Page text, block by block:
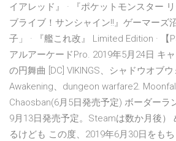
イアレッド』 · 『ポケットモンスター
ブライブ！サンシャイン!!』ゲーマーズ
子」 · 『艦これ改』 Limited Edition · 【
アルアーケードPro. 2019年5月24日 キ
の円舞曲 [DC] VIKINGS、シャドウオブ
Awakening、dungeon warfare2.
Chaosban(6月5日発売予定) ボーダー
9月13日発売予定。Steamは数か月後）
るけども この度、2019年6月30日をも